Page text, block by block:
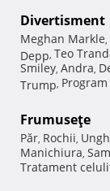
Divertisment
Meghan Markle,
Depp, Teo
Smiley, Andra,
Trump, Program
Frumuseţe
Păr, Rochii,
Manichiura,
Tratament